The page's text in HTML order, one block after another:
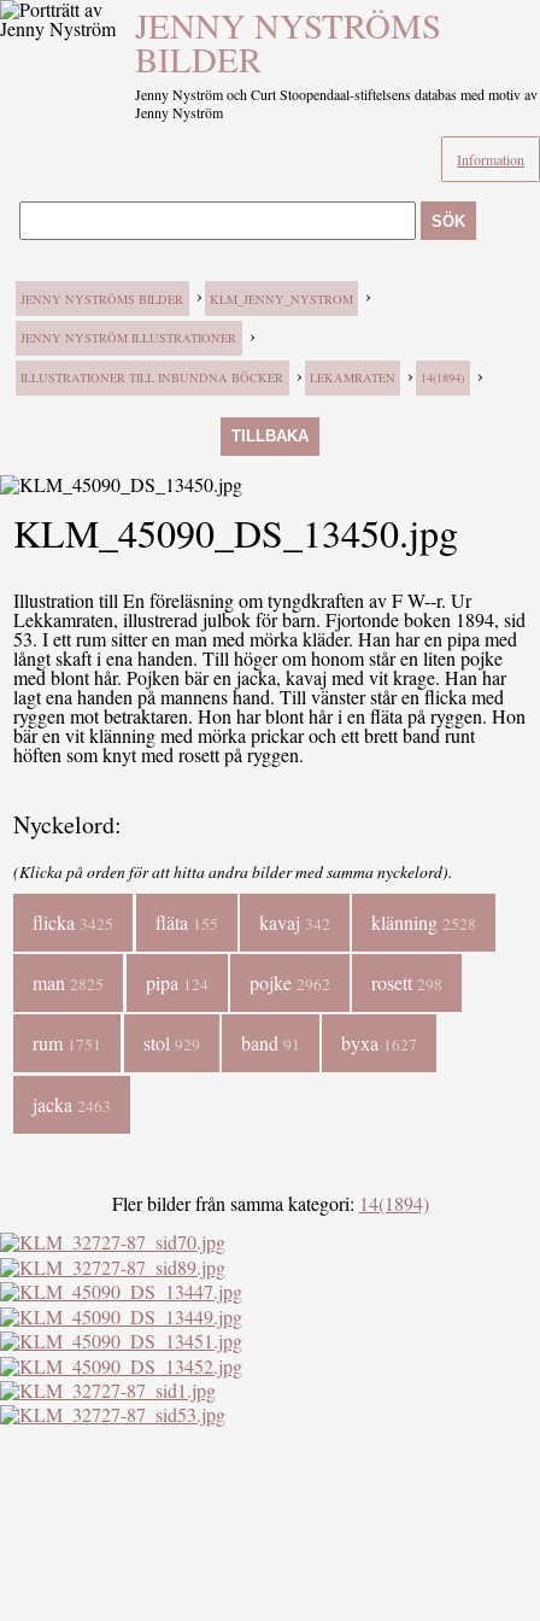
JENNY NYSTRÖMS
BILDER
Jenny Nyström och Curt Stoopendaal-stiftelsens databas med motiv av
Jenny Nyström
Information
SÖK
JENNY NYSTRÖMS BILDER › KLM_JENNY_NYSTROM ›
JENNY NYSTRÖM ILLUSTRATIONER ›
ILLUSTRATIONER TILL INBUNDNA BÖCKER › LEKAMRATEN › 14(1894) ›
TILLBAKA
KLM_45090_DS_13450.jpg
Illustration till En föreläsning om tyngdkraften av F W--r. Ur
Lekkamraten, illustrerad julbok för barn. Fjortonde boken 1894, sid
53. I ett rum sitter en man med mörka kläder. Han har en pipa med
långt skaft i ena handen. Till höger om honom står en liten pojke
med blont hår. Pojken bär en jacka, kavaj med vit krage. Han har
lagt ena handen på mannens hand. Till vänster står en flicka med
ryggen mot betraktaren. Hon har blont hår i en fläta på ryggen. Hon
bär en vit klänning med mörka prickar och ett brett band runt
höften som knyt med rosett på ryggen.
Nyckelord:
(Klicka på orden för att hitta andra bilder med samma nyckelord).
flicka 3425 fläta 155 kavaj 342 klänning 2528
man 2825 pipa 124 pojke 2962 rosett 298
rum 1751 stol 929 band 91 byxa 1627
jacka 2463
Fler bilder från samma kategori: 14(1894)